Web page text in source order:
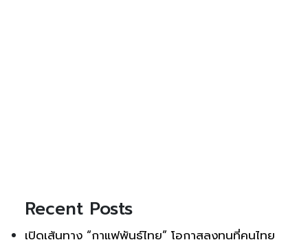
Recent Posts
เปิดเส้นทาง “กาแฟพันธุ์ไทย” โอกาสลงทุนที่คนไทย